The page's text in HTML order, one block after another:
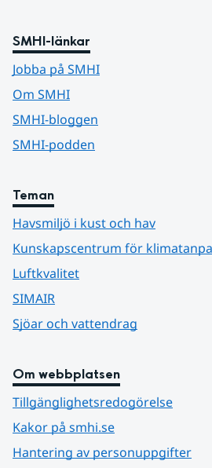
SMHI-länkar
Jobba på SMHI
Om SMHI
SMHI-bloggen
SMHI-podden
Teman
Havsmiljö i kust och hav
Kunskapscentrum för
Luftkvalitet
SIMAIR
Sjöar och vattendrag
Om webbplatsen
Tillgänglighetsredogörelse
Kakor på smhi.se
Hantering av personuppgifter